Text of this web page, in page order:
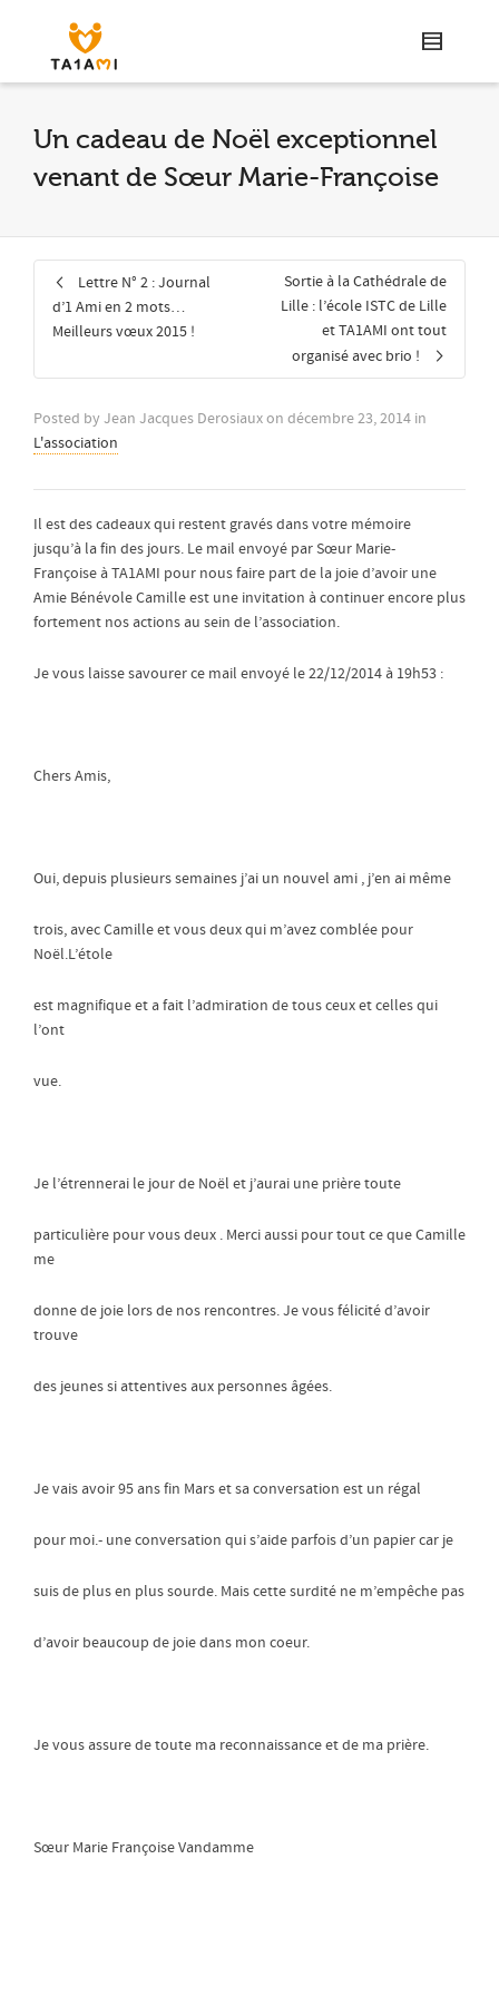
Un cadeau de Noël exceptionnel
venant de Sœur Marie-Françoise
Lettre N° 2 : Journal
d’1 Ami en 2 mots…
Meilleurs vœux 2015 !
Sortie à la Cathédrale de
Lille : l’école ISTC de Lille
et TA1AMI ont tout
organisé avec brio !
Posted by Jean Jacques Derosiauxon décembre 23, 2014 in
L'association
Il est des cadeaux qui restent gravés dans votre mémoire
jusqu’à la fin des jours. Le mail envoyé par Sœur Marie-
Françoise à TA1AMI pour nous faire part de la joie d’avoir une
Amie Bénévole Camille est une invitation à continuer encore plus
fortement nos actions au sein de l’association.
Je vous laisse savourer ce mail envoyé le 22/12/2014 à 19h53 :
Chers Amis,
Oui, depuis plusieurs semaines j’ai un nouvel ami , j’en ai même
trois, avec Camille et vous deux qui m’avez comblée pour
Noël.L’étole
est magnifique et a fait l’admiration de tous ceux et celles qui
l’ont
vue.
Je l’étrennerai le jour de Noël et j’aurai une prière toute
particulière pour vous deux . Merci aussi pour tout ce que Camille
me
donne de joie lors de nos rencontres. Je vous félicité d’avoir
trouve
des jeunes si attentives aux personnes âgées.
Je vais avoir 95 ans fin Mars et sa conversation est un régal
pour moi.- une conversation qui s’aide parfois d’un papier car je
suis de plus en plus sourde. Mais cette surdité ne m’empêche pas
d’avoir beaucoup de joie dans mon coeur.
Je vous assure de toute ma reconnaissance et de ma prière.
Sœur Marie Françoise Vandamme